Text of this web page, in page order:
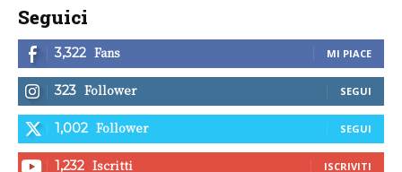
Seguici
3,322 Fans MI PIACE
323 Follower SEGUI
1,002 Follower SEGUI
1,232 Iscritti ISCRIVITI